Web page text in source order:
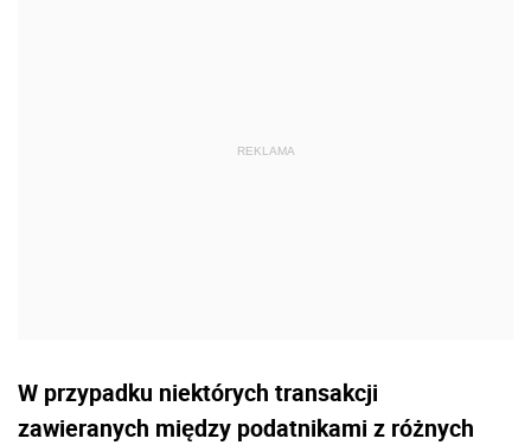
W przypadku niektórych transakcji
zawieranych między podatnikami z różnych